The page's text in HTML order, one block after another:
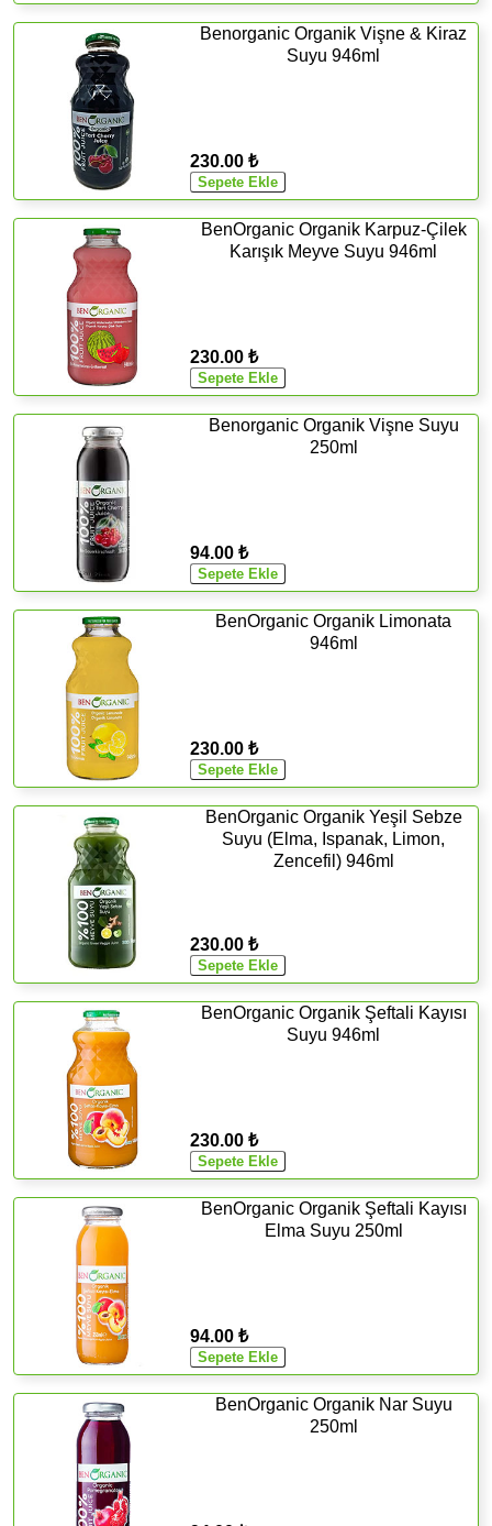
Benorganic Organik Vişne & Kiraz
Suyu 946ml
230.00 ₺
BenOrganic Organik Karpuz-Çilek
Karışık Meyve Suyu 946ml
230.00 ₺
Benorganic Organik Vişne Suyu
250ml
94.00 ₺
BenOrganic Organik Limonata
946ml
230.00 ₺
BenOrganic Organik Yeşil Sebze
Suyu (Elma, Ispanak, Limon,
Zencefil) 946ml
230.00 ₺
BenOrganic Organik Şeftali Kayısı
Suyu 946ml
230.00 ₺
BenOrganic Organik Şeftali Kayısı
Elma Suyu 250ml
94.00 ₺
BenOrganic Organik Nar Suyu
250ml